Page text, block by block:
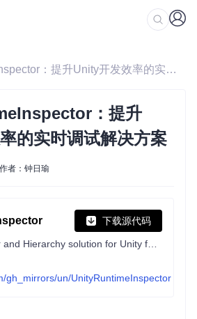
/ UnityRuntimeInspector：提升Unity开发效率的实时调试解决方案
：提升
的实时调试解决方案
作者：钟日瑜
下载源代码
gh_mirrors/un/UnityRuntimeInspector